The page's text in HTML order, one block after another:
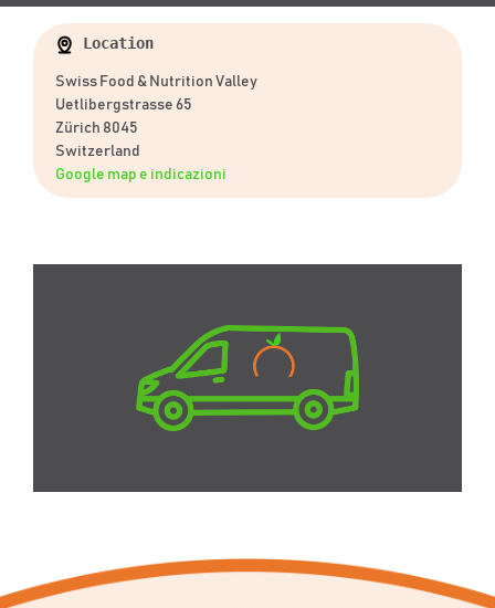
Location
Swiss Food & Nutrition Valley
Uetlibergstrasse 65
Zürich 8045
Switzerland
Google map e indicazioni